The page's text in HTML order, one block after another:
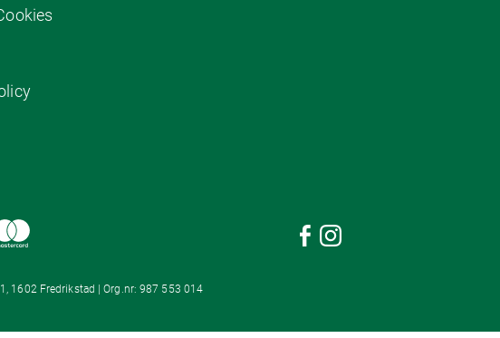
1602 Fredrikstad | Org.nr: 987 553 014